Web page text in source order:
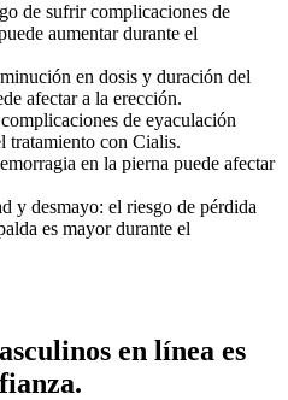
de sufrir complicaciones de
aumentar durante el
en dosis y duración del
afectar a la erección.
de eyaculación
tratamiento con Cialis.
en la pierna puede afectar
y desmayo: el riesgo de pérdida
es mayor durante el
en línea es